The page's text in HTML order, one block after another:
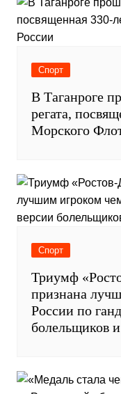
Спорт
В Таганроге
регата,
Морского
Спорт
Триумф
признана
России по
болельщиков